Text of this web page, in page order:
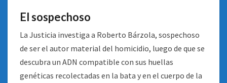
El sospechoso
La Justicia investiga a Roberto Bárzola, sospechoso
de ser el autor material del homicidio, luego de que se
descubra un ADN compatible con sus huellas
genéticas recolectadas en la bata y en el cuerpo de la